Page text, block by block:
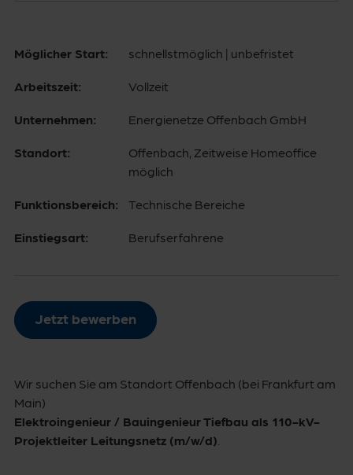
Möglicher Start: schnellstmöglich | unbefristet
Arbeitszeit: Vollzeit
Unternehmen: Energienetze Offenbach GmbH
Standort:
Offenbach, Zeitweise Homeoffice
möglich
Funktionsbereich: Technische Bereiche
Einstiegsart: Berufserfahrene
Jetzt bewerben
Wir suchen Sie am Standort Offenbach (bei Frankfurt am
Main)
Elektroingenieur / Bauingenieur Tiefbau als 110-kV-
Projektleiter Leitungsnetz (m/w/d)